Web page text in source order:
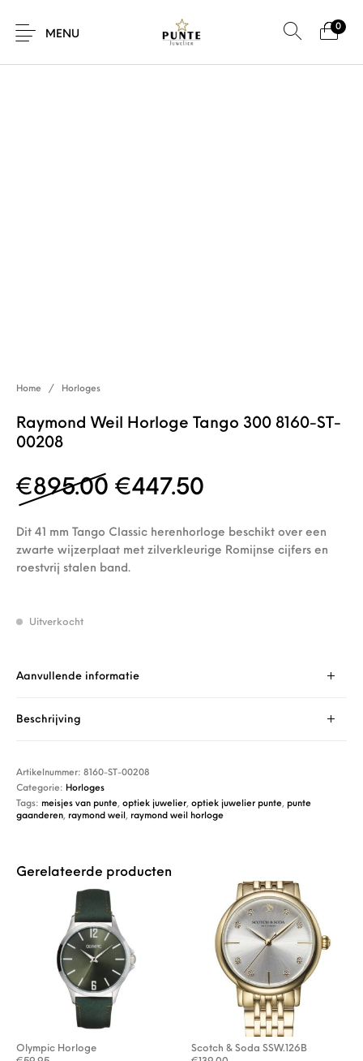
MENU
0
SALE!
Home / Horloges
Raymond Weil Horloge Tango 300 8160-ST-
00208
€895.00 Oorspronkelijke prijs
€447.50
Dit 41 mm Tango Classic herenhorloge beschikt over een
zwarte wijzerplaat met zilverkleurige Romijnse cijfers en
roestvrij stalen band.
Uitverkocht
Aanvullende informatie
Beschrijving
Artikelnummer:8160-ST-00208
Categorie: Horloges
Tags: meisjes van punte,optiek juwelier,optiek juwelier punte, punte
gaanderen, raymond weil , raymond weil horloge
Gerelateerde producten
Olympic Horloge
Scotch & Soda SSW.126B